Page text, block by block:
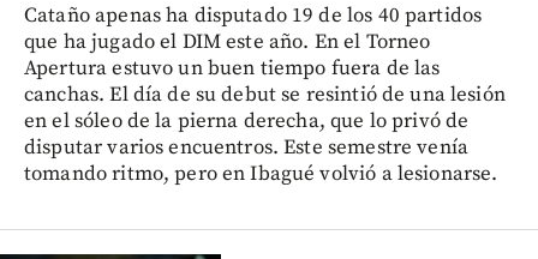
Cataño apenas ha disputado 19 de los 40 partidos
que ha jugado el DIM este año. En el Torneo
Apertura estuvo un buen tiempo fuera de las
canchas. El día de su debut se resintió de una lesión
en el sóleo de la pierna derecha, que lo privó de
disputar varios encuentros. Este semestre venía
tomando ritmo, pero en Ibagué volvió a lesionarse.